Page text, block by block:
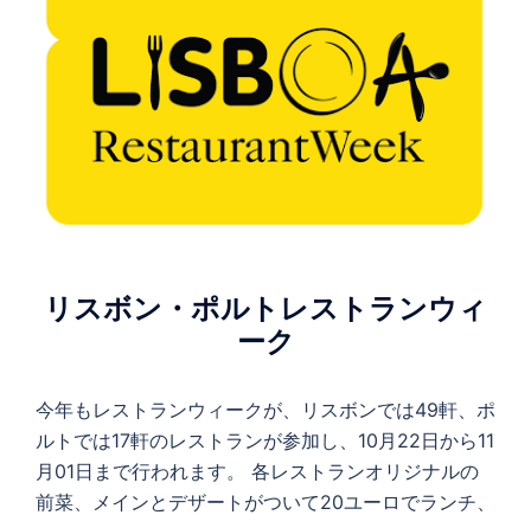
リスボン・ポルトレストランウィ
ーク
今年もレストランウィークが、リスボンでは49軒、ポ
ルトでは17軒のレストランが参加し、10月22日から11
月01日まで行われます。 各レストランオリジナルの
前菜、メインとデザートがついて20ユーロでランチ、